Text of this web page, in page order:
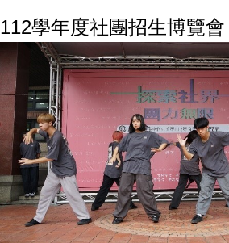
112學年度社團招生博覽會